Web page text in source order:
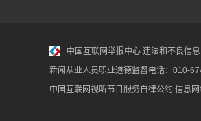
中国互联网举报中心 违法和不良信
新闻从业人员职业道德监督电话：010-
中国互联网视听节目服务自律公约 信息